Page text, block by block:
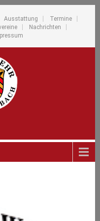
Ausstattung
Termine
Nachrichten